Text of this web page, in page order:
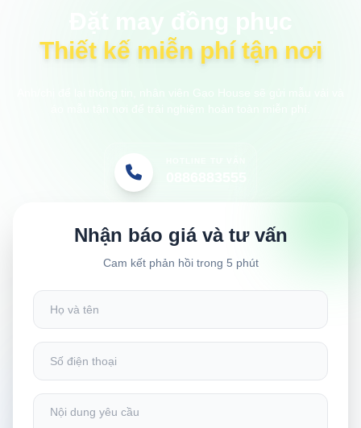
Thiết kế miễn phí tận nơi
Nhận báo giá và tư vấn
Cam kết phản hồi trong 5 phút